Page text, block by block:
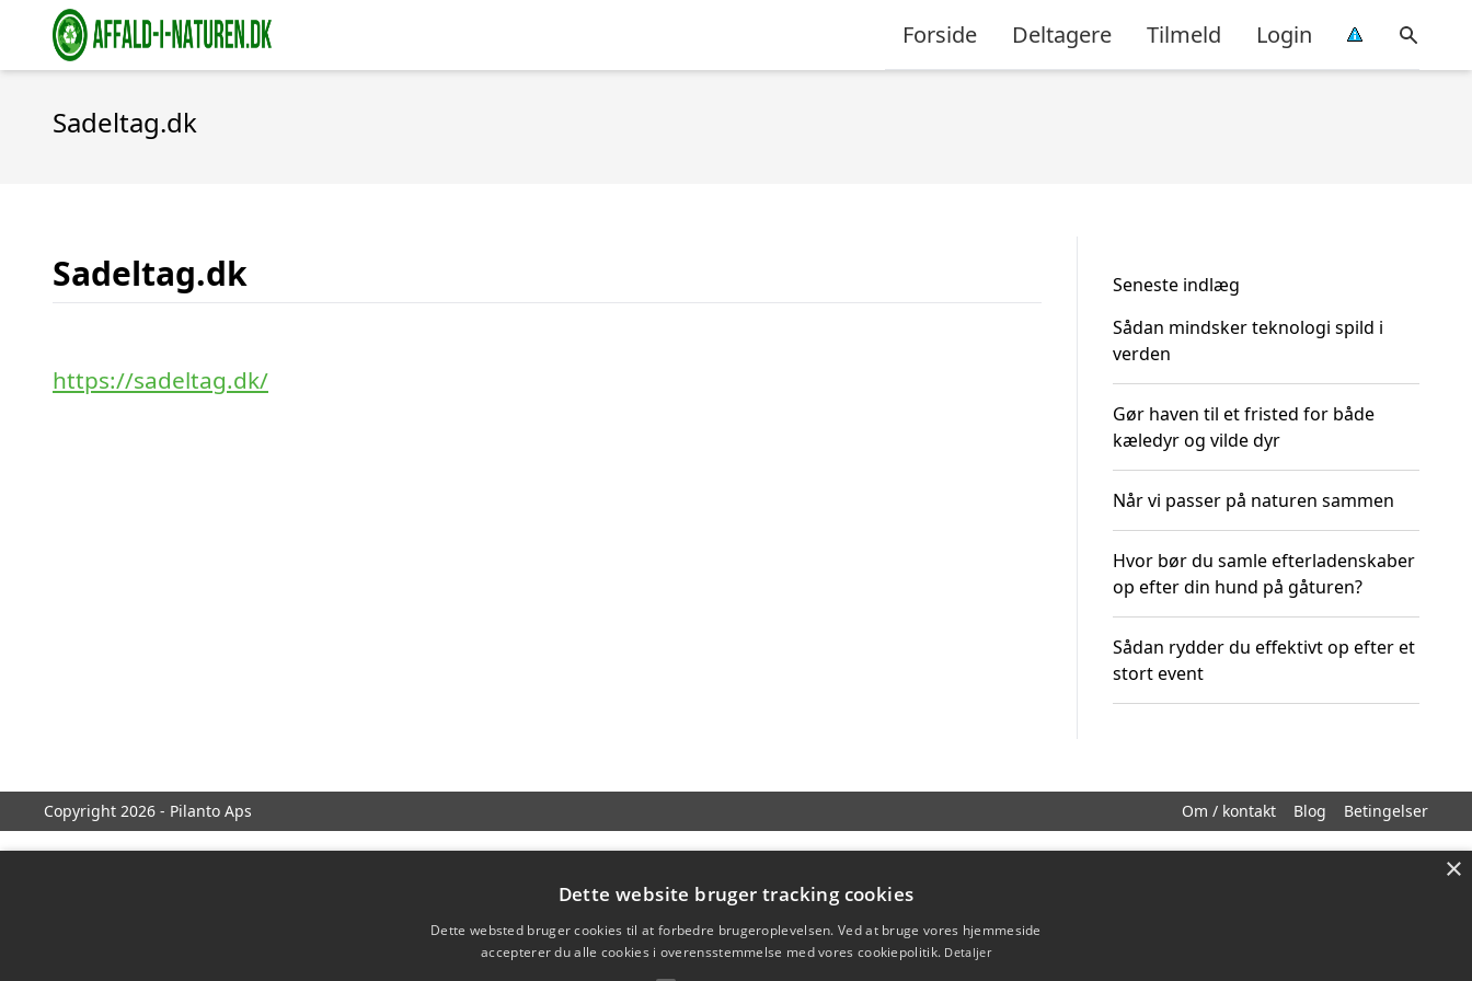
Forside Deltagere Tilmeld Login
Sadeltag.dk
Sadeltag.dk
https://sadeltag.dk/
Seneste indlæg
Sådan mindsker teknologi spild i
verden
Gør haven til et fristed for både
kæledyr og vilde dyr
Når vi passer på naturen sammen
Hvor bør du samle efterladenskaber
op efter din hund på gåturen?
Sådan rydder du effektivt op efter et
stort event
Copyright 2026 - Pilanto Aps Om / kontakt Blog Betingelser
×
Dette website bruger tracking cookies
Dette websted bruger cookies til at forbedre brugeroplevelsen. Ved at bruge vores hjemmeside
accepterer du alle cookies i overensstemmelse med vores cookiepolitik. Detaljer